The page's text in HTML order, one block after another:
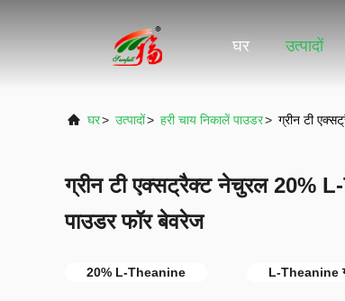
घर उत्पादों
घर> उत्पादों> हरी चाय निकालें पाउडर> ग्रीन टी
ग्रीन टी एक्सट्रैक्ट नेचुरल 20%
पाउडर फॉर बेवरेज
20% L-Theanine L-Theanine